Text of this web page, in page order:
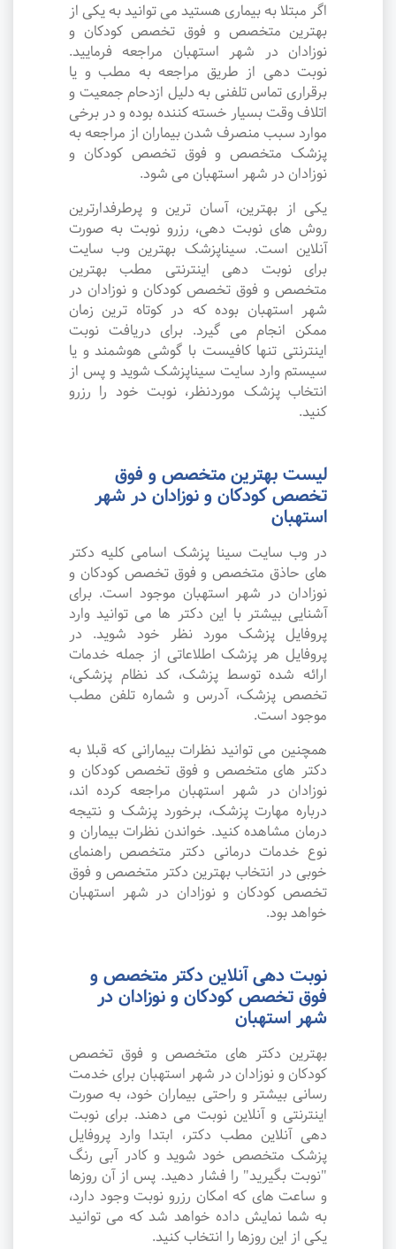
اگر مبتلا به بیماری هستید می توانید به یکی از
بهترین متخصص و فوق تخصص کودکان و
نوزادان در شهر استهبان مراجعه فرمایید.
نوبت دهی از طریق مراجعه به مطب و یا
برقراری تماس تلفنی به دلیل ازدحام جمعیت و
اتلاف وقت بسیار خسته کننده بوده و در برخی
موارد سبب منصرف شدن بیماران از مراجعه به
پزشک متخصص و فوق تخصص کودکان و
نوزادان در شهر استهبان می شود.
یکی از بهترین، آسان ترین و پرطرفدارترین
روش های نوبت دهی، رزرو نوبت به صورت
آنلاین است. سیناپزشک بهترین وب سایت
برای نوبت دهی اینترنتی مطب بهترین
متخصص و فوق تخصص کودکان و نوزادان در
شهر استهبان بوده که در کوتاه ترین زمان
ممکن انجام می گیرد. برای دریافت نوبت
اینترنتی تنها کافیست با گوشی هوشمند و یا
سیستم وارد سایت سیناپزشک شوید و پس از
انتخاب پزشک موردنظر، نوبت خود را رزرو
کنید.
لیست بهترین متخصص و فوق
تخصص کودکان و نوزادان در شهر
استهبان
در وب سایت سینا پزشک اسامی کلیه دکتر
های حاذق متخصص و فوق تخصص کودکان و
نوزادان در شهر استهبان موجود است. برای
آشنایی بیشتر با این دکتر ها می توانید وارد
پروفایل پزشک مورد نظر خود شوید. در
پروفایل هر پزشک اطلاعاتی از جمله خدمات
ارائه شده توسط پزشک، کد نظام پزشکی،
تخصص پزشک، آدرس و شماره تلفن مطب
موجود است.
همچنین می توانید نظرات بیمارانی که قبلا به
دکتر های متخصص و فوق تخصص کودکان و
نوزادان در شهر استهبان مراجعه کرده اند،
درباره مهارت پزشک، برخورد پزشک و نتیجه
درمان مشاهده کنید. خواندن نظرات بیماران و
نوع خدمات درمانی دکتر متخصص راهنمای
خوبی در انتخاب بهترین دکتر متخصص و فوق
تخصص کودکان و نوزادان در شهر استهبان
خواهد بود.
نوبت دهی آنلاین دکتر متخصص و
فوق تخصص کودکان و نوزادان در
شهر استهبان
بهترین دکتر های متخصص و فوق تخصص
کودکان و نوزادان در شهر استهبان برای خدمت
رسانی بیشتر و راحتی بیماران خود، به صورت
اینترنتی و آنلاین نوبت می دهند. برای نوبت
دهی آنلاین مطب دکتر، ابتدا وارد پروفایل
پزشک متخصص خود شوید و کادر آبی رنگ
"نوبت بگیرید" را فشار دهید. پس از آن روزها
و ساعت های که امکان رزرو نوبت وجود دارد،
به شما نمایش داده خواهد شد که می توانید
یکی از این روزها را انتخاب کنید.